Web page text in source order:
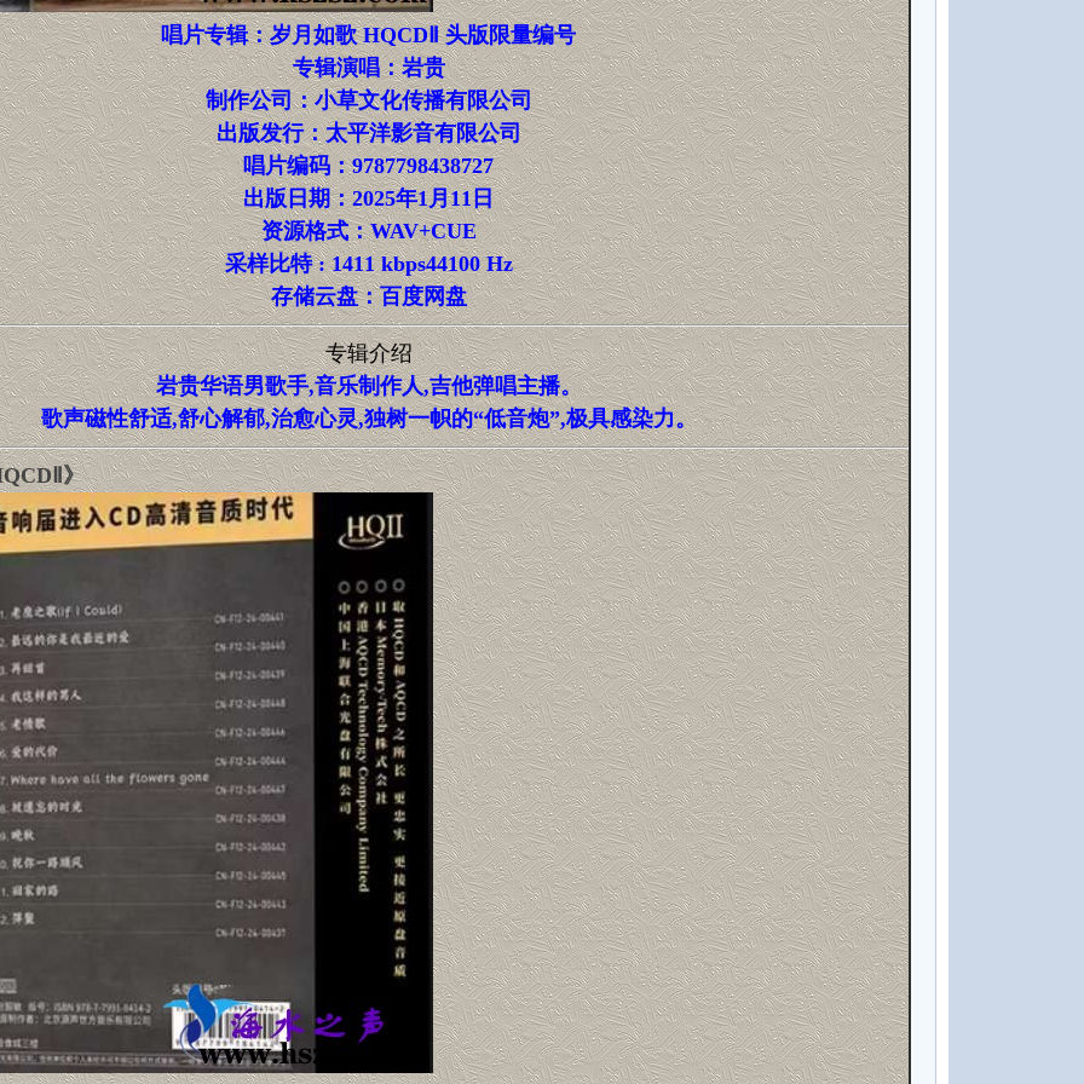
唱片专辑：岁月如歌 HQCDⅡ 头版限量编号
专辑演唱：岩贵
制作公司：小草文化传播有限公司
出版发行：太平洋影音有限公司
唱片编码：9787798438727
出版日期：2025年1月11日
资源格式：WAV+CUE
采样比特 : 1411 kbps44100 Hz
存储云盘：百度网盘
专辑介绍
岩贵华语男歌手,音乐制作人,吉他弹唱主播。
歌声磁性舒适,舒心解郁,治愈心灵,独树一帜的“低音炮”,极具感染力。
》